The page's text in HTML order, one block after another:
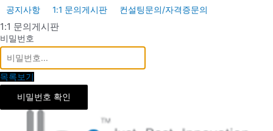
공지사항 1:1 문의게시판 컨설팅문의/자격증문의
1:1 문의게시판
비밀번호
목록보기
비밀번호 확인